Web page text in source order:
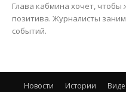
Глава кабмина хочет,
позитива. Журналисты
событий.
Новости Истории